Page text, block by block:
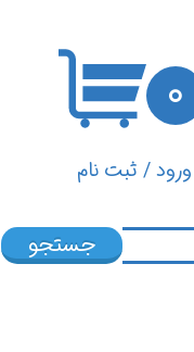
ورود/ ثبت نام
۰
جستجو